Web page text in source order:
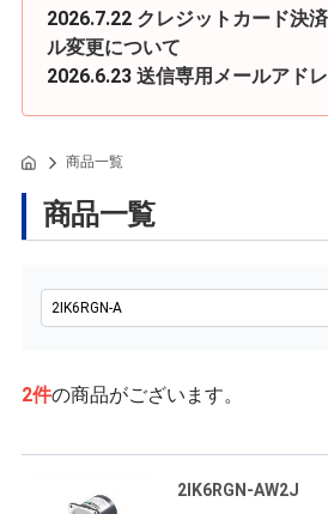
2026.7.22 クレジットカード決
ル変更について
2026.6.23 送信専用メールアド
商品一覧
商品一覧
2件の商品がございます。
2IK6RGN-AW2J